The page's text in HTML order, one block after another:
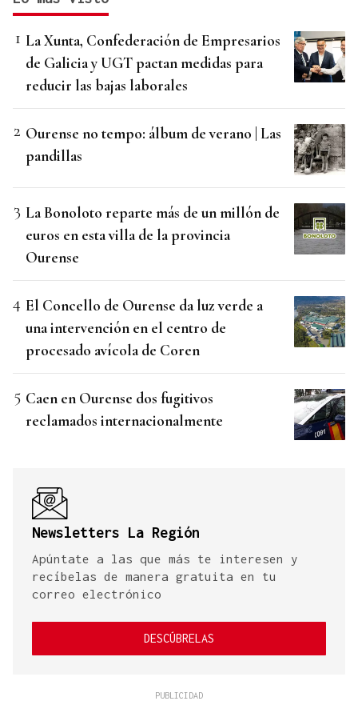
La Xunta, Confederación de Empresarios
de Galicia y UGT pactan medidas para
reducir las bajas laborales
Ourense no tempo: álbum de verano | Las
pandillas
La Bonoloto reparte más de un millón de
euros en esta villa de la provincia
Ourense
El Concello de Ourense da luz verde a
una intervención en el centro de
procesado avícola de Coren
Caen en Ourense dos fugitivos
reclamados internacionalmente
Newsletters La Región
Apúntate a las que más te interesen y
recíbelas de manera gratuita en tu
correo electrónico
DESCÚBRELAS